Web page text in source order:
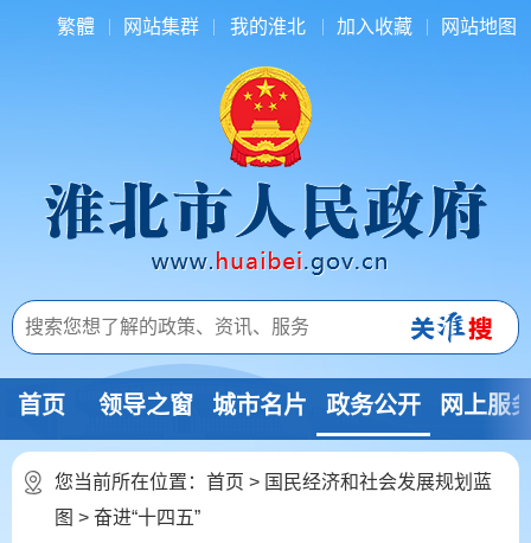
繁體 网站集群 我的淮北 加入收藏 网站地图
首页 领导之窗 城市名片 政务公开 网上服
您当前所在位置： 首页 > 国民经济和社会发展规划蓝
图 > 奋进“十四五”